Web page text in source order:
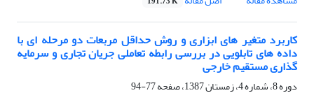
کاربرد متغیر های ابزاری و روش حداقل مربعات دو مرحله ای با
داده های تابلویی در بررسی رابطه تعاملی جریان تجاری و سرمایه
گذاری مستقیم خارجی
دوره 8، شماره 4، زمستان 1387، صفحه
77-94